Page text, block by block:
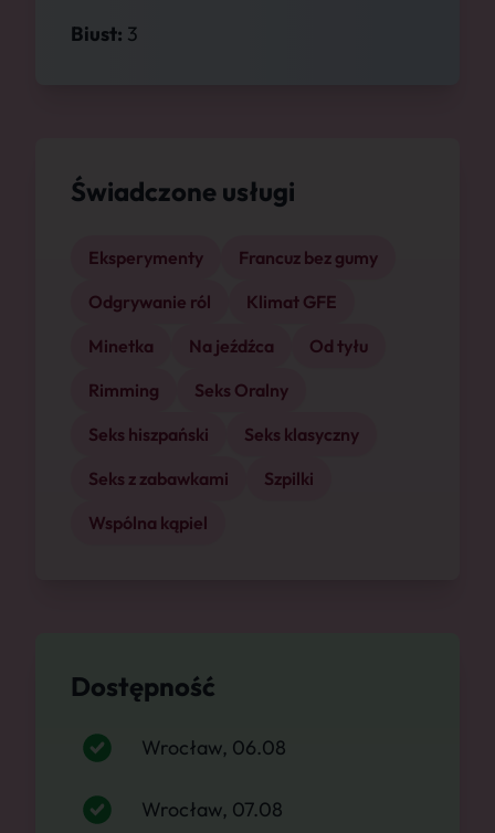
Biust: 3
Świadczone usługi
Eksperymenty
Francuz bez gumy
Odgrywanie ról
Klimat GFE
Minetka
Na jeźdźca
Od tyłu
Rimming
Seks Oralny
Seks hiszpański
Seks klasyczny
Seks z zabawkami
Szpilki
Wspólna kąpiel
Dostępność
Wrocław, 06.08
Wrocław, 07.08